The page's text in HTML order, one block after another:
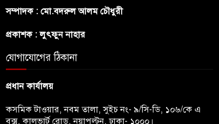
শেখ হাসিনা প্রসঙ্গে ভারতের ভূমিকা
নিয়ে বাংলাদেশের ক্ষুব্ধ প্রতিক্রিয়া
সম্পাদক : মো.বদরুল আলম চৌধুরী
প্রকাশক : লুৎফুন নাহার
যোগাযোগের ঠিকানা
প্রধান কার্যালয়
কসমিক টাওয়ার, নবম তালা, সুইচ নং- ৯/সি-ডি, ১০৬/কে এ
বক্স, কালভার্ট রোড, নয়াপল্টন, ঢাকা- ১০০০।